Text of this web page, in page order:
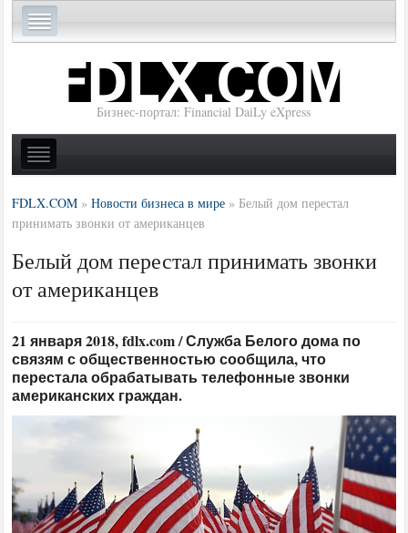
Бизнес-портал: Financial DaiLy eXpress
FDLX.COM »Новости бизнеса в мире » Белый дом перестал
принимать звонки от американцев
Белый дом перестал принимать звонки
от американцев
21 января 2018, fdlx.com / Служба Белого дома по
связям с общественностью сообщила, что
перестала обрабатывать телефонные звонки
американских граждан.